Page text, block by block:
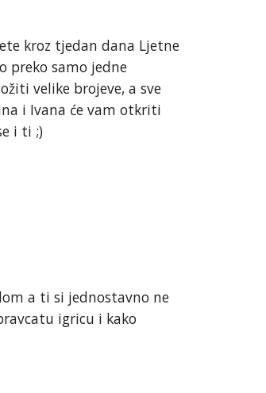
kroz tjedan dana Ljetne
preko samo jedne
velike brojeve, a sve
i Ivana će vam otkriti
i ti ;)
a ti si jednostavno ne
igricu i kako